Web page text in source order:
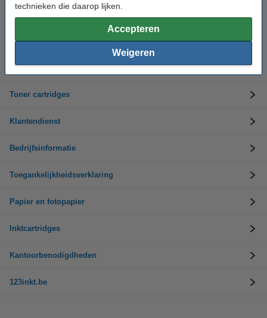
technieken die daarop lijken.
Accepteren
Weigeren
Hulp nodig? Bel ons op +32 (0)9 39 64 123
Op werkdagen van 8.30 tot 17 uur
Inktpatronen
Toner cartridges
Klantendienst
Bedrijfsinformatie
Toegankelijkheidsverklaring
Papier en fotopapier
Inktcartridges
Kantoorbenodigdheden
123inkt.be